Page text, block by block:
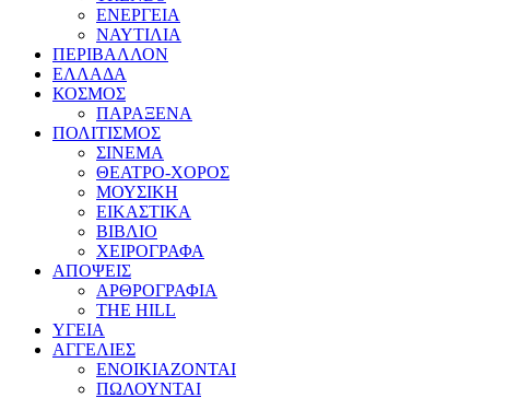
ΕΝΕΡΓΕΙΑ
ΝΑΥΤΙΛΙΑ
ΠΕΡΙΒΑΛΛΟΝ
ΕΛΛΑΔΑ
ΚΟΣΜΟΣ
ΠΑΡΑΞΕΝΑ
ΠΟΛΙΤΙΣΜΟΣ
ΣΙΝΕΜΑ
ΘΕΑΤΡΟ-ΧΟΡΟΣ
ΜΟΥΣΙΚΗ
ΕΙΚΑΣΤΙΚΑ
ΒΙΒΛΙΟ
ΧΕΙΡΟΓΡΑΦΑ
ΑΠΟΨΕΙΣ
ΑΡΘΡΟΓΡΑΦΙΑ
THE HILL
ΥΓΕΙΑ
ΑΓΓΕΛΙΕΣ
ΕΝΟΙΚΙΑΖΟΝΤΑΙ
ΠΩΛΟΥΝΤΑΙ